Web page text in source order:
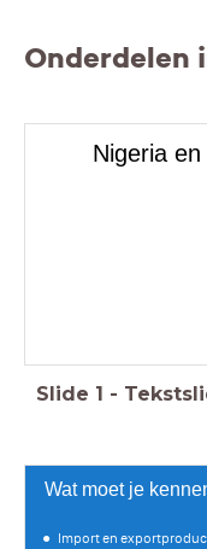
Onderdelen
Nigeria en
Slide 1 -
Wat moet je
Import en